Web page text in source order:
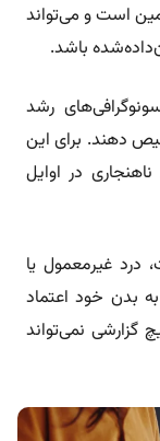
است و می‌تواند
رشد
دهند. برای این
در اوایل
درد غیرمعمول یا
بدن خود اعتماد
نمی‌تواند